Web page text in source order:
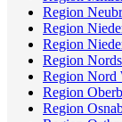
Region
Region
Region
Region
Region Nord
Region
Region